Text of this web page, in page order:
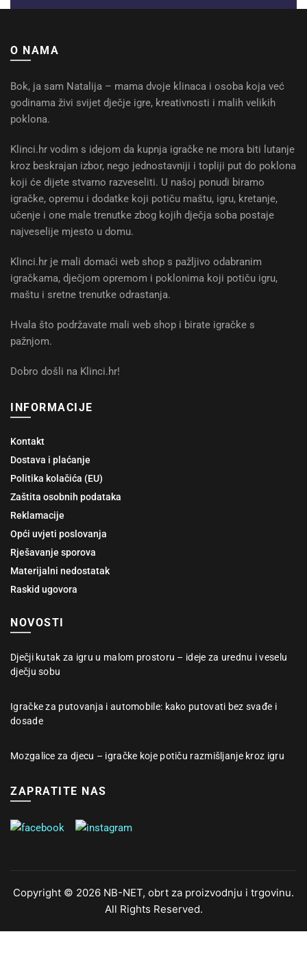
O NAMA
Bok, ja sam Natalija – mama dvoje klinaca i osoba koja već
godinama živi svijet dječje igre, kreativnosti i malih velikih
poklona.
Klinci.hr vodim s idejom da kupnja igračke ne mora biti lutanje
kroz beskrajan izbor, nego jednostavniji i topliji put do poklona
koji će dijete stvarno razveseliti. U našoj ponudi biramo
igračke, opremu i dodatke koji potiču maštu, igru, kretanje,
učenje i one male trenutke zbog kojih dječja soba postaje
najveselije mjesto u domu.
Klinci.hr je mali domaći web shop s pažljivo odabranim
igračkama, dječjom opremom i poklonima koji potiču igru,
maštu i sretne trenutke odrastanja.
Hvala što podržavate mali web shop i birate igračke s
pažnjom.
Dobro došli na Klinci.hr!
INFORMACIJE
Kontakt
Dostava i plaćanje
Politika kolačića (EU)
Zaštita osobnih podataka
Reklamacije
Opći uvjeti poslovanja
Rješavanje sporova
Materijalni nedostatak
Raskid ugovora
NOVOSTI
Dječji kutak za igru u malom prostoru – ideje za urednu i veselu
dječju sobu
Igračke za putovanja i automobile: kako putovati bez svađe i
dosade
Mozgalice za djecu – igračke koje potiču razmišljanje kroz igru
ZAPRATITE NAS
Copyright © 2026 NB-NET, obrt za proizvodnju i trgovinu.
All Rights Reserved.